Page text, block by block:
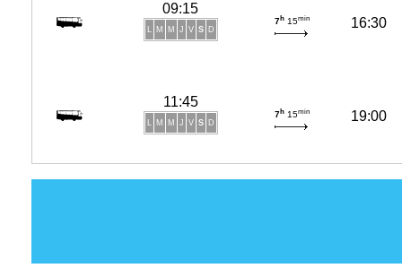
09:15
L M M J V S D
7h15min 16:30
11:45
L M M J V S D
7h15min 19:00